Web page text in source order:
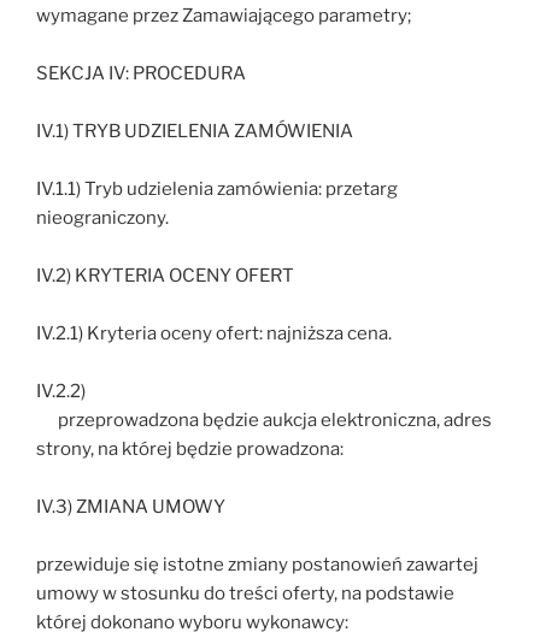
wymagane przez Zamawiającego parametry;
SEKCJA IV: PROCEDURA
IV.1) TRYB UDZIELENIA ZAMÓWIENIA
IV.1.1) Tryb udzielenia zamówienia: przetarg
nieograniczony.
IV.2) KRYTERIA OCENY OFERT
IV.2.1) Kryteria oceny ofert: najniższa cena.
IV.2.2)
przeprowadzona będzie aukcja elektroniczna, adres
strony, na której będzie prowadzona:
IV.3) ZMIANA UMOWY
przewiduje się istotne zmiany postanowień zawartej
umowy w stosunku do treści oferty, na podstawie
której dokonano wyboru wykonawcy: